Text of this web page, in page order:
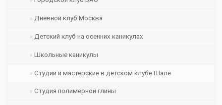
Дневной клуб Москва
Детский клуб на осенних каникулах
Школьные каникулы
Студии и мастерские в детском клубе Шале
Студия полимерной глины